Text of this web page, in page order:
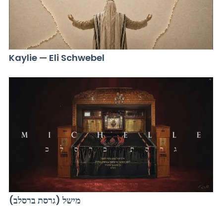
Kaylie — Eli Schwebel
מישל (גרסת ברסלב)